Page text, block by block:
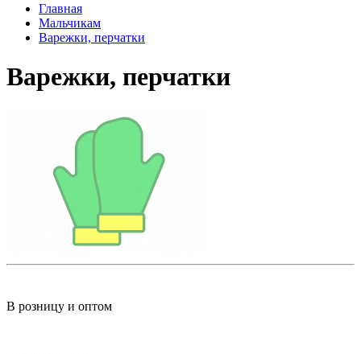
Главная
Мальчикам
Варежки, перчатки
Варежки, перчатки
В розницу и оптом